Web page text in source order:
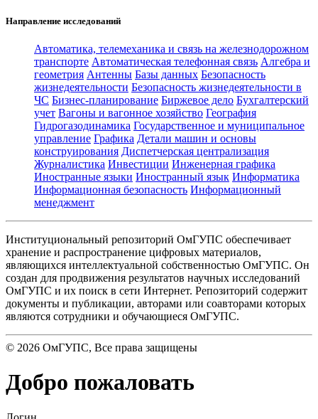
Направление исследований
Автоматика, телемеханика и связь на железнодорожном
транспорте Автоматическая телефонная связь Алгебра и
геометрия Антенны Базы данных Безопасность
жизнедеятельности Безопасность жизнедеятельности в
ЧС Бизнес-планирование Биржевое дело Бухгалтерский
учет Вагоны и вагонное хозяйство География
Гидрогазодинамика Государственное и муниципальное
управление Графика Детали машин и основы
конструирования Диспетчерская централизация
Журналистика Инвестиции Инженерная графика
Иностранные языки Иностранный язык Информатика
Информационная безопасность Информационный
менеджмент
Институциональный репозиторий ОмГУПС обеспечивает
хранение и распространение цифровых материалов,
являющихся интеллектуальной собственностью ОмГУПС. Он
создан для продвижения результатов научных исследований
ОмГУПС и их поиск в сети Интернет. Репозиторий содержит
документы и публикации, авторами или соавторами которых
являются сотрудники и обучающиеся ОмГУПС.
© 2026 ОмГУПС, Все права защищены
Добро пожаловать